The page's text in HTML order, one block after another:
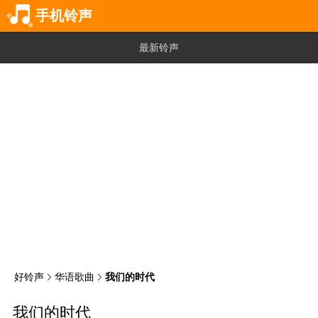
手机铃声
最新铃声
好铃声 华语歌曲 我们的时代
我们的时代